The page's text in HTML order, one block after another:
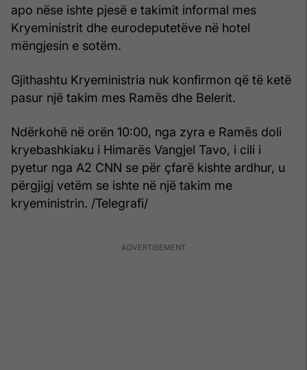
apo nëse ishte pjesë e takimit informal mes
Kryeministrit dhe eurodeputetëve në hotel
mëngjesin e sotëm.
Gjithashtu Kryeministria nuk konfirmon që të ketë
pasur një takim mes Ramës dhe Belerit.
Ndërkohë në orën 10:00, nga zyra e Ramës doli
kryebashkiaku i Himarës Vangjel Tavo, i cili i
pyetur nga A2 CNN se për çfarë kishte ardhur, u
përgjigj vetëm se ishte në një takim me
kryeministrin. /Telegrafi/